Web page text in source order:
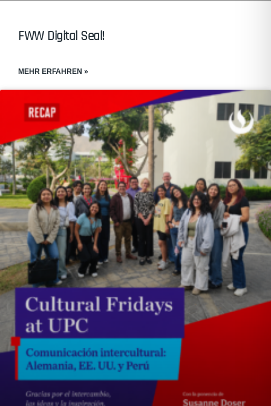
FWW Digital Seal!
MEHR ERFAHREN »